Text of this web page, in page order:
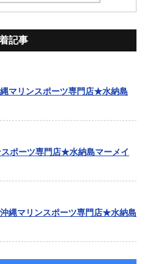
記事
マリンスポーツ専門店★水納島
ポーツ専門店★水納島マーメイ
縄マリンスポーツ専門店★水納島